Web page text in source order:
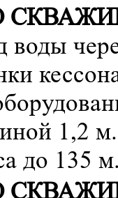
воды
1,2
до 135